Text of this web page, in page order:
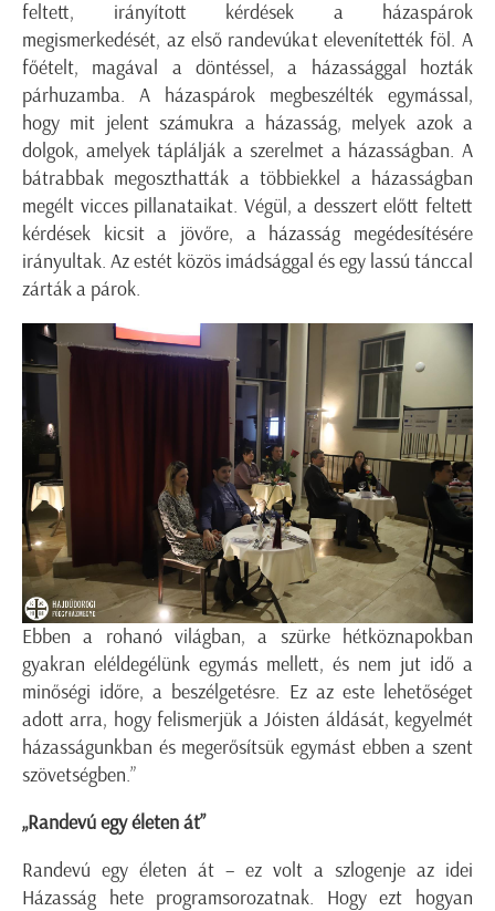
feltett, irányított kérdések a házaspárok
megismerkedését, az első randevúkat elevenítették föl. A
főételt, magával a döntéssel, a házassággal hozták
párhuzamba. A házaspárok megbeszélték egymással,
hogy mit jelent számukra a házasság, melyek azok a
dolgok, amelyek táplálják a szerelmet a házasságban. A
bátrabbak megoszthatták a többiekkel a házasságban
megélt vicces pillanataikat. Végül, a desszert előtt feltett
kérdések kicsit a jövőre, a házasság megédesítésére
irányultak. Az estét közös imádsággal és egy lassú tánccal
zárták a párok.
Ebben a rohanó világban, a szürke hétköznapokban
gyakran eléldegélünk egymás mellett, és nem jut idő a
minőségi időre, a beszélgetésre. Ez az este lehetőséget
adott arra, hogy felismerjük a Jóisten áldását, kegyelmét
házasságunkban és megerősítsük egymást ebben a szent
szövetségben.”
„Randevú egy életen át”
Randevú egy életen át – ez volt a szlogenje az idei
Házasság hete programsorozatnak. Hogy ezt hogyan